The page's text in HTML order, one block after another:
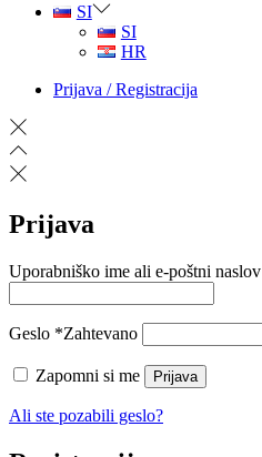
SI
SI
HR
Prijava / Registracija
Prijava
Uporabniško ime ali e-poštni naslov
Geslo *Zahtevano
Zapomni si me Prijava
Ali ste pozabili geslo?